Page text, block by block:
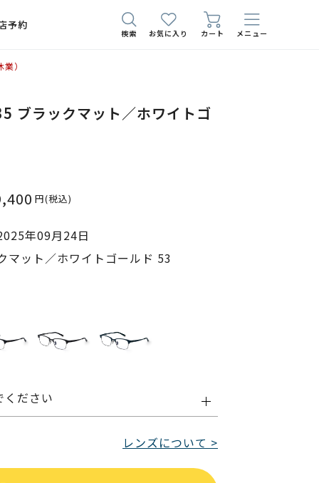
予約
検索 お気に入り カート メニュー
）
ブラックマット／ホワイトゴ
円(税込)
年09月24日
マット／ホワイトゴールド 53
ください
レンズについて >